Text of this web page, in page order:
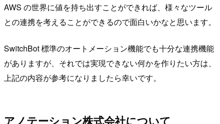
AWS の世界に値を持ち出すことができれば、様々なツール
との連携を考えることができるので面白いかなと思います。
SwitchBot 標準のオートメーション機能でも十分な連携機能
がありますが、それでは実現できない何かを作りたい方は、
上記の内容が参考になりましたら幸いです。
アノテーション株式会社について